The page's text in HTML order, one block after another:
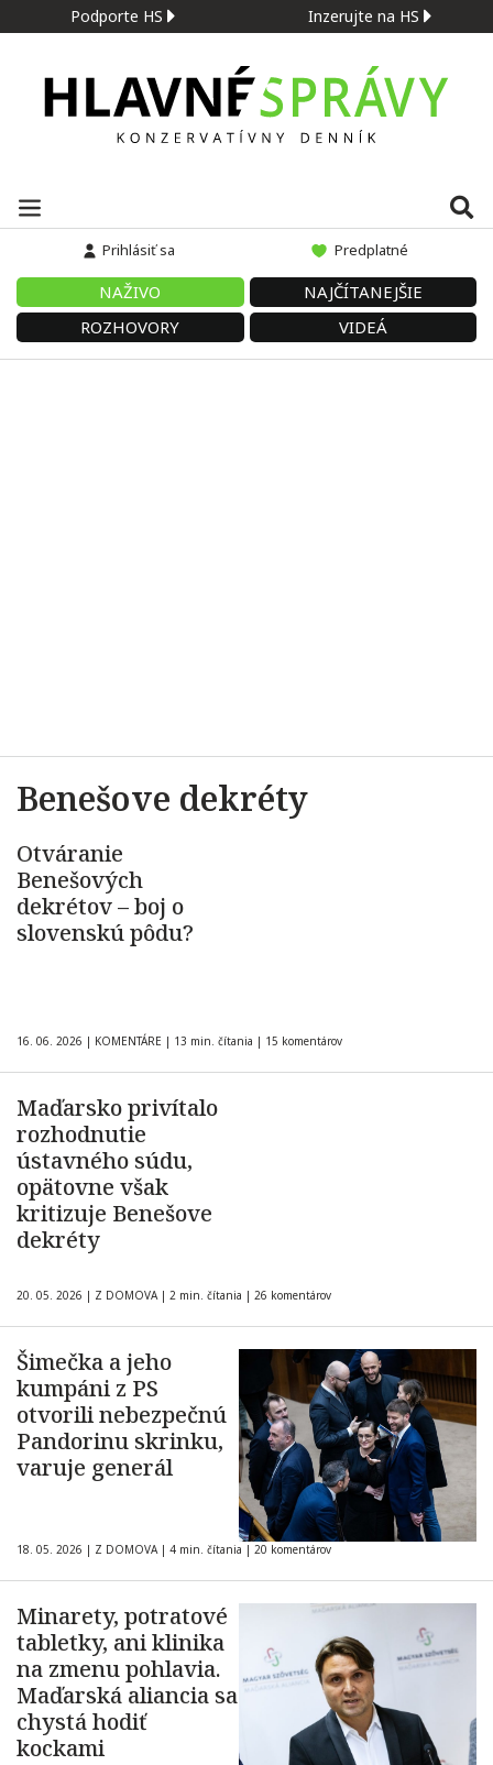
Podporte HS Inzerujte na HS
Prihlásiť sa Predplatné
NAŽIVO
NAJČÍTANEJŠIE
ROZHOVORY
VIDEÁ
Benešove dekréty
Otváranie
Benešových
dekrétov – boj o
slovenskú pôdu?
16. 06. 2026 | KOMENTÁRE | 13 min. čítania | 15 komentárov
Maďarsko privítalo
rozhodnutie
ústavného súdu,
opätovne však
kritizuje Benešove
dekréty
20. 05. 2026 | Z DOMOVA | 2 min. čítania | 26 komentárov
Šimečka a jeho
kumpáni z PS
otvorili nebezpečnú
Pandorinu skrinku,
varuje generál
18. 05. 2026 | Z DOMOVA | 4 min. čítania | 20 komentárov
Minarety, potratové
tabletky, ani klinika
na zmenu pohlavia.
Maďarská aliancia sa
chystá hodiť
kockami